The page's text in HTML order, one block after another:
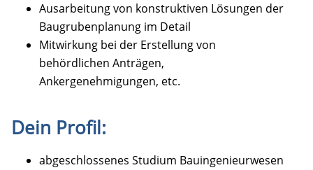
Ausarbeitung von konstruktiven Lösungen der
Baugrubenplanung im Detail
Mitwirkung bei der Erstellung von
behördlichen Anträgen,
Ankergenehmigungen, etc.
Dein Profil:
abgeschlossenes Studium Bauingenieurwesen